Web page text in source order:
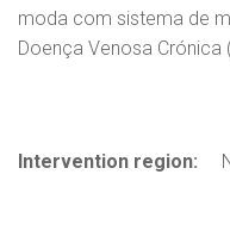
moda com sistema de
Doença Venosa Crónica
Intervention region: